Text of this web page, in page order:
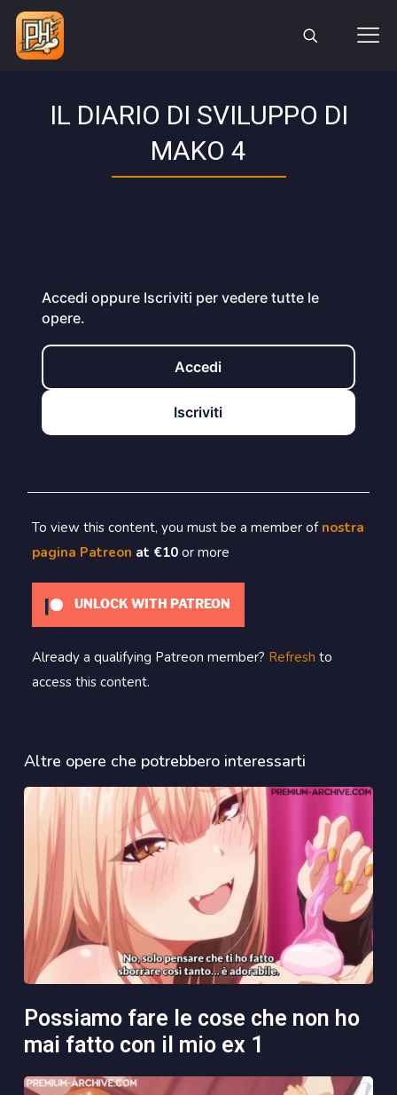
IL DIARIO DI SVILUPPO DI
MAKO 4
Accedi oppure Iscriviti per vedere tutte le
opere.
Accedi
Iscriviti
To view this content, you must be a member of nostra
pagina Patreon at €10 or more
UNLOCK WITH PATREON
Already a qualifying Patreon member? Refresh to
access this content.
Altre opere che potrebbero interessarti
possiamo fare le cose che non ho
mai fatto con il mio ex 1